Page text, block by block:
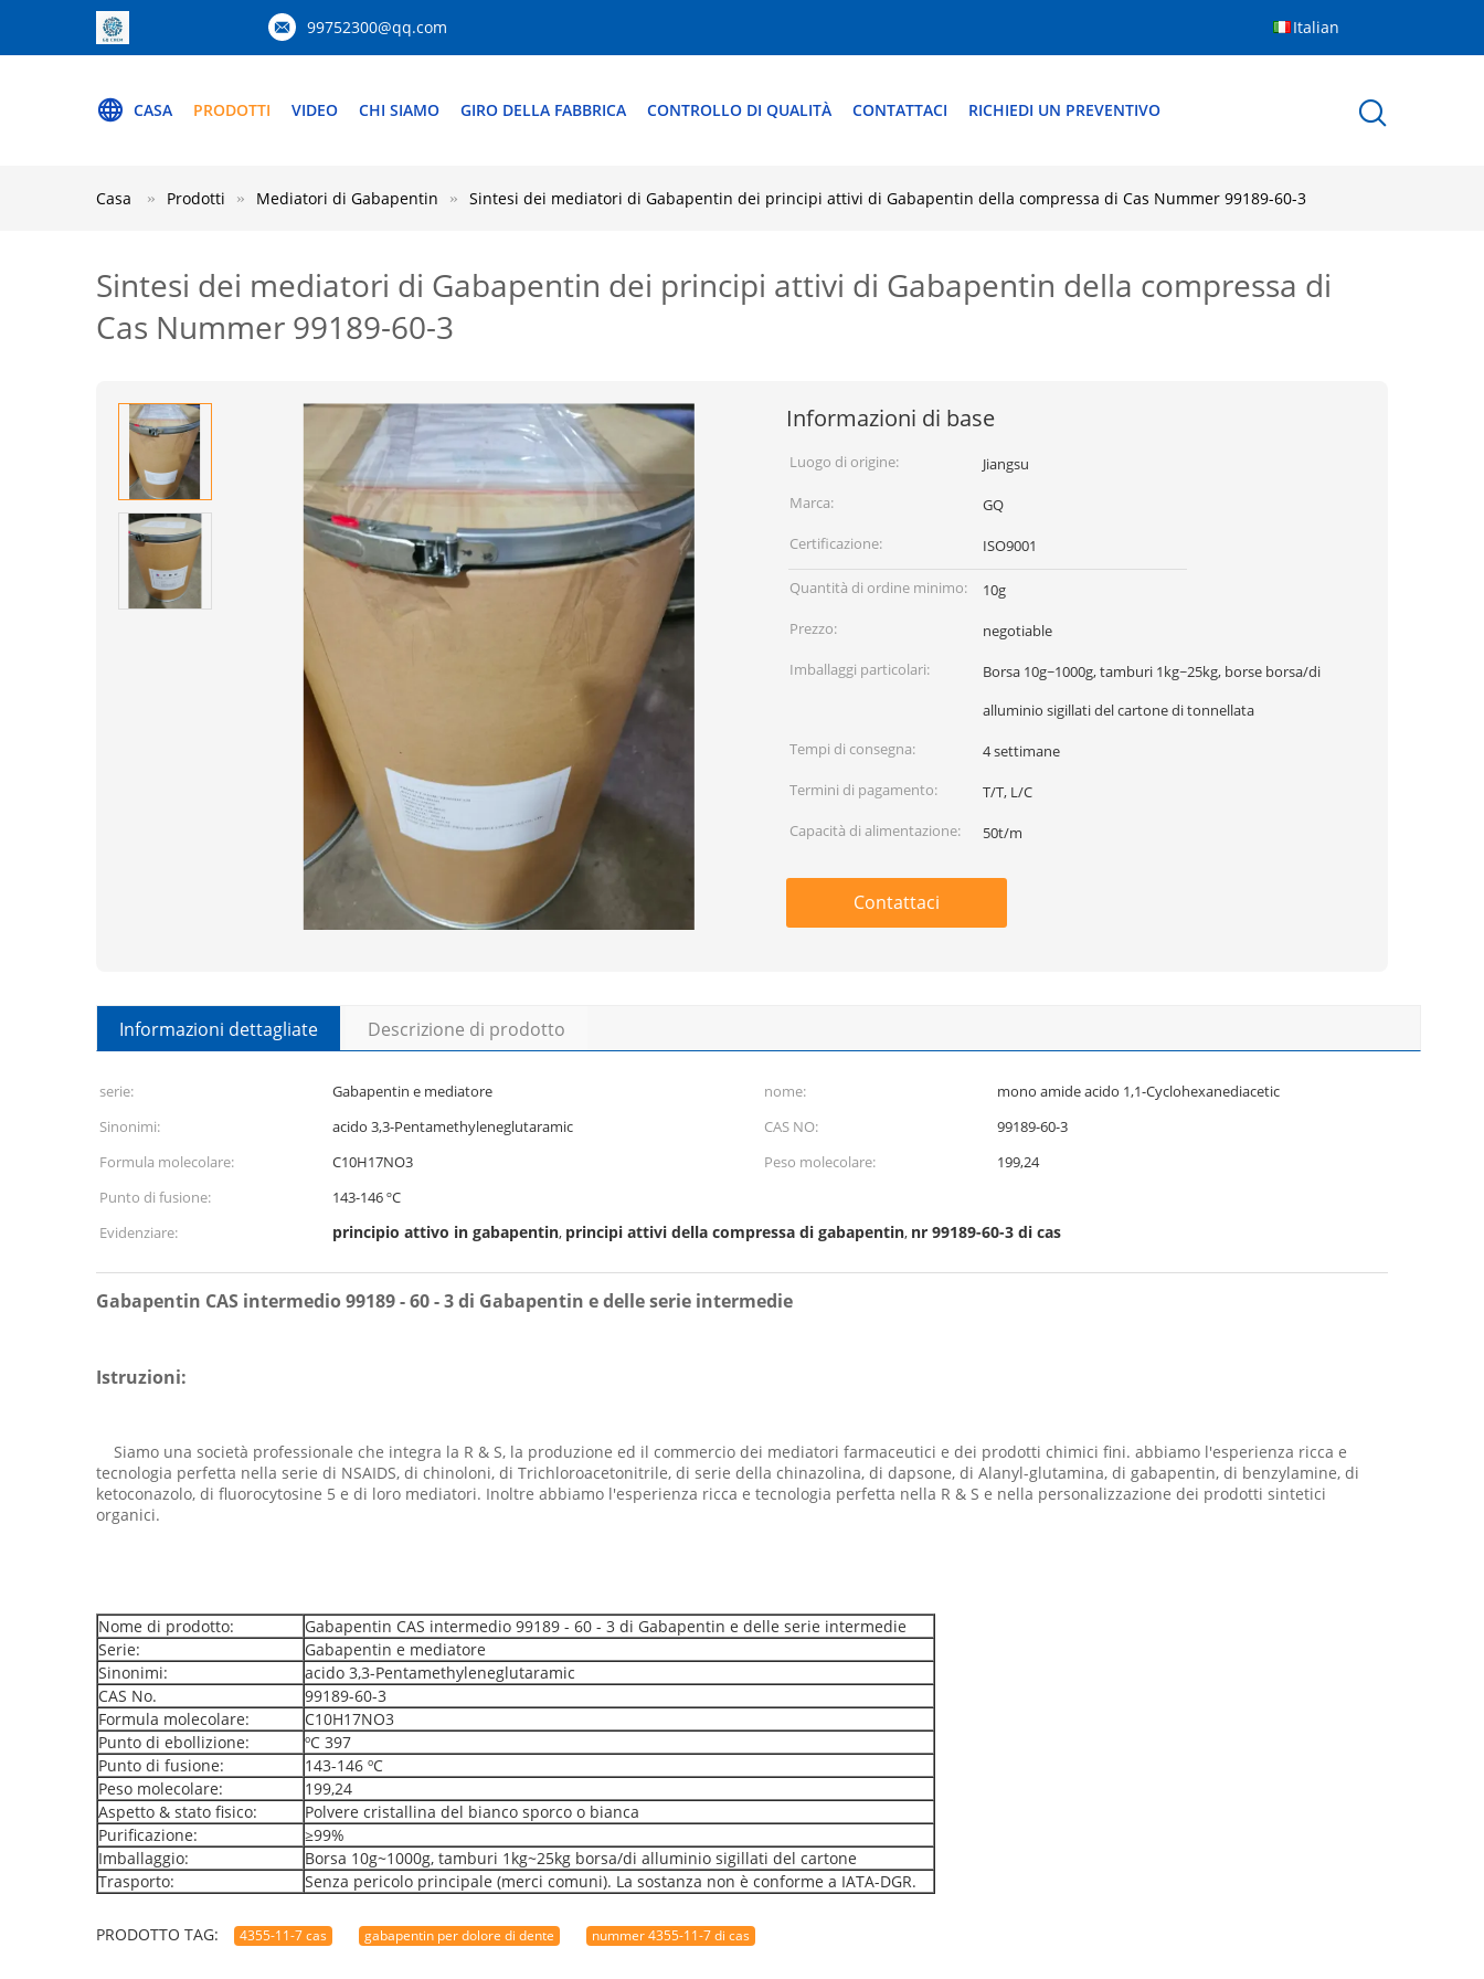
99752300@qq.com Italian
CASA PRODOTTI VIDEO CHI SIAMO GIRO DELLA FABBRICA CONTROLLO DI QUALITÀ CONTATTACI RICHIEDI UN PREVENTIVO
Casa Prodotti Mediatori di Gabapentin Sintesi dei mediatori di Gabapentin dei principi attivi di Gabapentin della compressa di Cas Nummer 99189-60-3
Sintesi dei mediatori di Gabapentin dei principi attivi di Gabapentin della compressa di
Cas Nummer 99189-60-3
Informazioni di base
Luogo di origine:
Jiangsu
Marca:
GQ
Certificazione:
ISO9001
Quantità di ordine minimo:
10g
Prezzo:
negotiable
Imballaggi particolari:
Borsa 10g~1000g, tamburi 1kg~25kg, borse borsa/di
alluminio sigillati del cartone di tonnellata
Tempi di consegna:
4 settimane
Termini di pagamento:
T/T, L/C
Capacità di alimentazione:
50t/m
Contattaci
Informazioni dettagliate Descrizione di prodotto
serie: Gabapentin e mediatore nome:
mono amide acido 1,1-Cyclohexanediacetic
Sinonimi:
acido 3,3-Pentamethyleneglutaramic CAS NO:
99189-60-3
Formula molecolare:
C10H17NO3 Peso molecolare:
199,24
Punto di fusione:
143-146 ºC
Evidenziare:
principio attivo in gabapentin, principi attivi della compressa di gabapentin, nr 99189-60-3 di cas
Gabapentin CAS intermedio 99189 - 60 - 3 di Gabapentin e delle serie intermedie
Istruzioni:
Siamo una società professionale che integra la R & S, la produzione ed il commercio dei mediatori farmaceutici e dei prodotti chimici fini. abbiamo l'esperienza ricca e
tecnologia perfetta nella serie di NSAIDS, di chinoloni, di Trichloroacetonitrile, di serie della chinazolina, di dapsone, di Alanyl-glutamina, di gabapentin, di benzylamine, di
ketoconazolo, di fluorocytosine 5 e di loro mediatori. Inoltre abbiamo l'esperienza ricca e tecnologia perfetta nella R & S e nella personalizzazione dei prodotti sintetici
organici.
Nome di prodotto:
Gabapentin CAS intermedio 99189 - 60 - 3 di Gabapentin e delle serie intermedie
Serie:
Gabapentin e mediatore
Sinonimi:
acido 3,3-Pentamethyleneglutaramic
CAS No.
99189-60-3
Formula molecolare:
C10H17NO3
Punto di ebollizione:
ºC 397
Punto di fusione:
143-146 ºC
Peso molecolare:
199,24
Aspetto & stato fisico:
Polvere cristallina del bianco sporco o bianca
Purificazione:
≥99%
Imballaggio:
Borsa 10g~1000g, tamburi 1kg~25kg borsa/di alluminio sigillati del cartone
Trasporto:
Senza pericolo principale (merci comuni). La sostanza non è conforme a IATA-DGR.
PRODOTTO TAG: 4355-11-7 cas gabapentin per dolore di dente nummer 4355-11-7 di cas